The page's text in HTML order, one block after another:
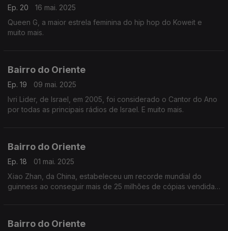
Ep. 20
16 mai. 2025
Queen G, a maior estrela feminina do hip hop do Koweit e
muito mais.
Bairro do Oriente
Ep. 19
09 mai. 2025
Ivri Lider, de Israel, em 2005, foi considerado o Cantor do Ano
por todas as principais rádios de Israel. E muito mais.
Bairro do Oriente
Ep. 18
01 mai. 2025
Xiao Zhan, da China, estabeleceu um recorde mundial do
guinness ao conseguir mais de 25 milhões de cópias vendidas
Bairro do Oriente